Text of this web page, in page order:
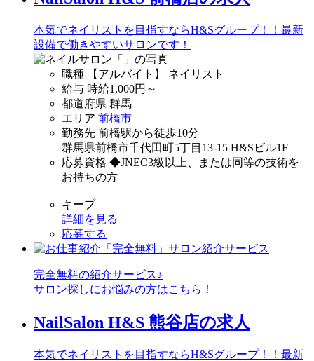
本気でネイリストを目指すならH&Sグループ！！最新
設備で働きやすいサロンです！
職種
【アルバイト】 ネイリスト
給与 時給1,000円～
都道府県 群馬
エリア 前橋市
勤務先 前橋駅から徒歩10分
群馬県前橋市千代田町5丁目13-15 H&Sビル1F
応募資格 ◆JNEC3級以上、または同等の技術を
お持ちの方
キープ
詳細を見る
応募する
完全無料の紹介サービス♪
サロン探しにお悩みの方はこちら！
NailSalon H&S 熊谷店の求人
本気でネイリストを目指すならH&Sグループ！！最新